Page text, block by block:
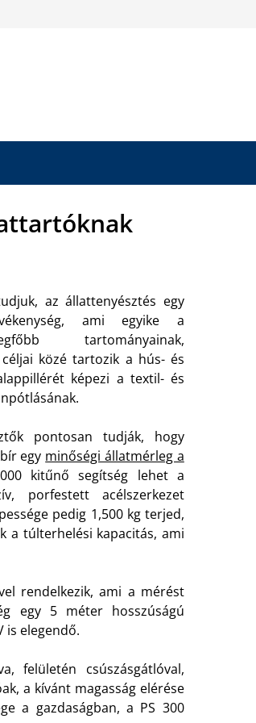
az állattenyésztés egy
ami egyike a
tartományainak,
közé tartozik a hús- és
képezi a textil- és
pontosan tudják, hogy
egy minőségi állatmérleg a
kitűnő segítség lehet a
porfestett acélszerkezet
pedig 1,500 kg terjed,
a túlterhelési kapacitás, ami
rendelkezik, ami a mérést
egy 5 méter hosszúságú
is elegendő.
felületén csúszásgátlóval,
a kívánt magasság elérése
a gazdaságban, a PS 300